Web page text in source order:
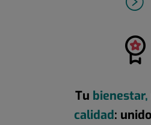
Tu bienestar,
calidad: